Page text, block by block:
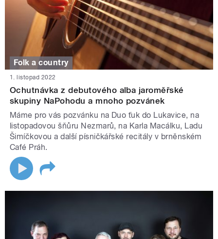
Folk a country
1. listopad 2022
Ochutnávka z debutového alba jaroměřské
skupiny NaPohodu a mnoho pozvánek
Máme pro vás pozvánku na Duo ťuk do Lukavice, na
listopadovou šňůru Nezmarů, na Karla Macálku, Ladu
Šimíčkovou a další písničkářské recitály v brněnském
Café Práh.